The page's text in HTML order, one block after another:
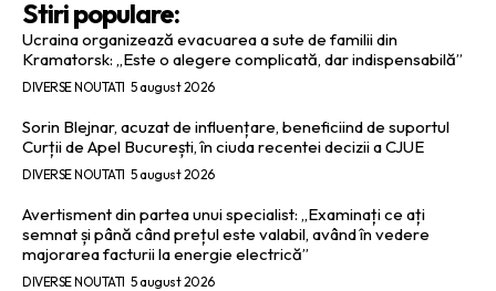
Stiri populare:
Ucraina organizează evacuarea a sute de familii din
Kramatorsk: „Este o alegere complicată, dar indispensabilă”
DIVERSE NOUTATI 5 august 2026
Sorin Blejnar, acuzat de influențare, beneficiind de suportul
Curții de Apel București, în ciuda recentei decizii a CJUE
DIVERSE NOUTATI 5 august 2026
Avertisment din partea unui specialist: „Examinați ce ați
semnat și până când prețul este valabil, având în vedere
majorarea facturii la energie electrică”
DIVERSE NOUTATI 5 august 2026